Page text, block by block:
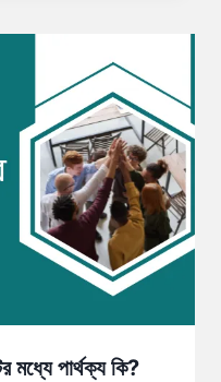
মধ্যে পার্থক্য কি?